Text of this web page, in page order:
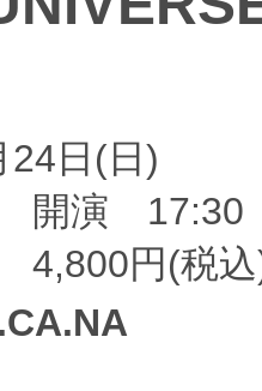
24日(日)
演 17:30
4,800円(税